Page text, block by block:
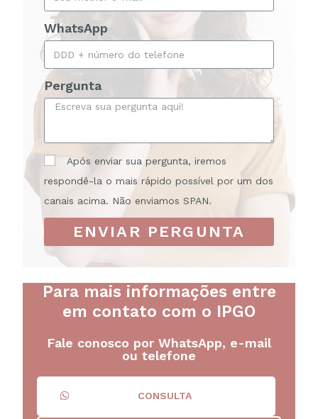
WhatsApp
Pergunta
Após enviar sua pergunta, iremos
respondê-la o mais rápido possível por um dos
canais acima. Não enviamos SPAN.
ENVIAR PERGUNTA
Para mais informações entre
em contato com o IPGO
Fale conosco por WhatsApp, e-mail
ou telefone
CONSULTA